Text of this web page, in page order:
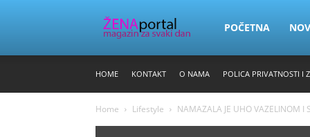
Zena
POČETNA
HOME KONTAKT O NAMA POLICA PRIVATNOSTI I
Home Lifestyle NAMAZALA JE UHO VAZELINOM